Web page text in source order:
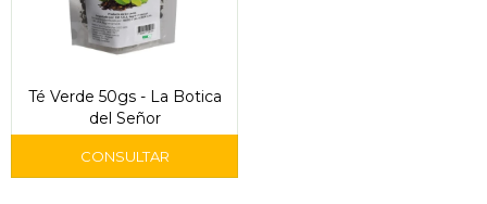
Té Verde 50gs - La Botica
del Señor